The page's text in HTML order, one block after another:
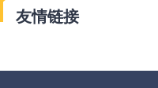
友情链接